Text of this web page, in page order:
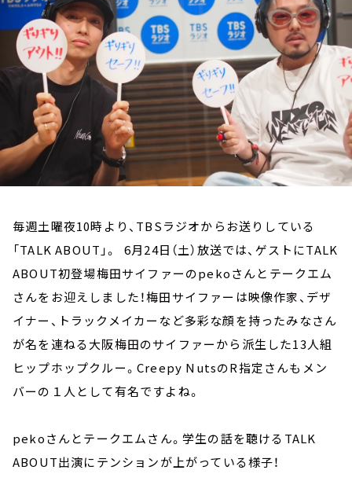
毎週土曜夜10時より、TBSラジオからお送りしている
「TALK ABOUT」。 6月24日（土）放送では、ゲストにTALK
ABOUT初登場梅田サイファーのpekoさんとテークエム
さんをお迎えしました！梅田サイファーは映像作家、デザ
イナー、トラックメイカーなど多彩な顔を持ったみなさん
が名を連ねる大阪梅田のサイファーから派生した13人組
ヒップホップクルー。Creepy NutsのR指定さんもメン
バーの１人として有名ですよね。
pekoさんとテークエムさん。学生の話を聴けるTALK
ABOUT出演にテンションが上がっている様子！